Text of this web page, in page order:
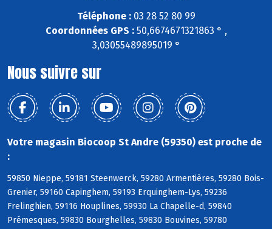
Téléphone :03 28 52 80 99
Coordonnées GPS :50,6674671321863 ° ,
3,03055489895019 °
Nous suivre sur
Votre magasin Biocoop St Andre (59350) est proche de
:
59850 Nieppe, 59181 Steenwerck, 59280 Armentières, 59280 Bois-
Grenier, 59160 Capinghem, 59193 Erquinghem-Lys, 59236
Frelinghien, 59116 Houplines, 59930 La Chapelle-d, 59840
Prémesques, 59830 Bourghelles, 59830 Bouvines, 59780